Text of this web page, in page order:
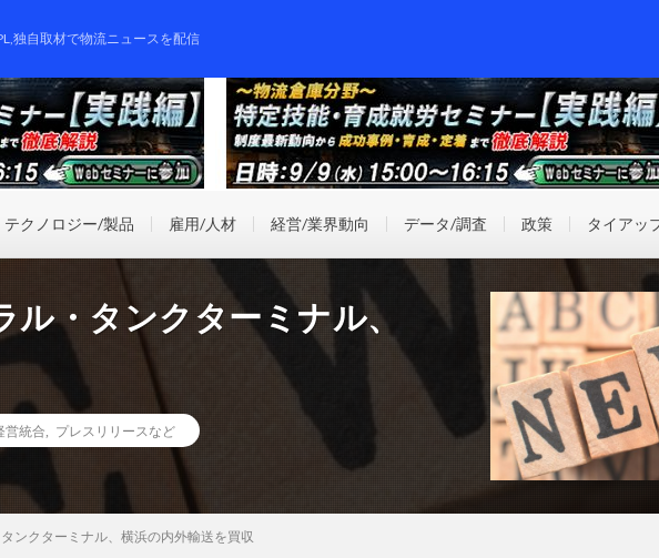
独自取材で物流ニュースを配信
テクノロジー/製品 雇用/人材 経営/業界動向 データ/調査 政策 タイアッ
・タンクターミナル、
営統合 プレスリリースなど
ンクターミナル、横浜の内外輸送を買収